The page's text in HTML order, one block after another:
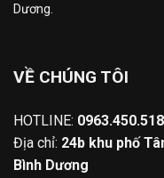
Dương.
VỀ CHÚNG TÔI
HOTLINE: 0963.450.518
Địa chỉ: 24b khu phố
Bình Dương